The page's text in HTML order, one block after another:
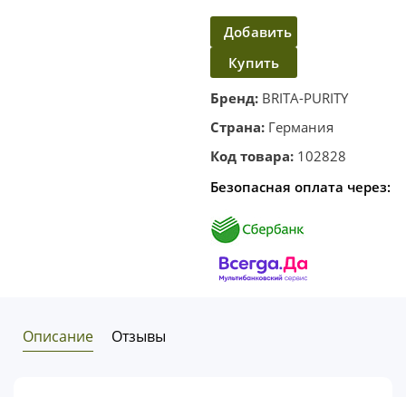
Добавить
в
корзину
Купить
в один
клик
Бренд: BRITA-PURITY
Страна: Германия
Код товара: 102828
Безопасная оплата через:
Описание Отзывы